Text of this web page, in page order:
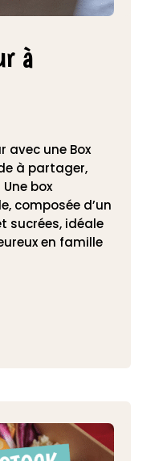
à
avec une Box
à partager,
box
composée d’un
sucrées, idéale
en famille